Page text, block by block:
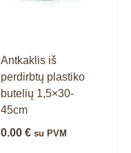
Antkaklis iš
perdirbtų plastiko
butelių 1,5×30-
45cm
0.00 € su PVM